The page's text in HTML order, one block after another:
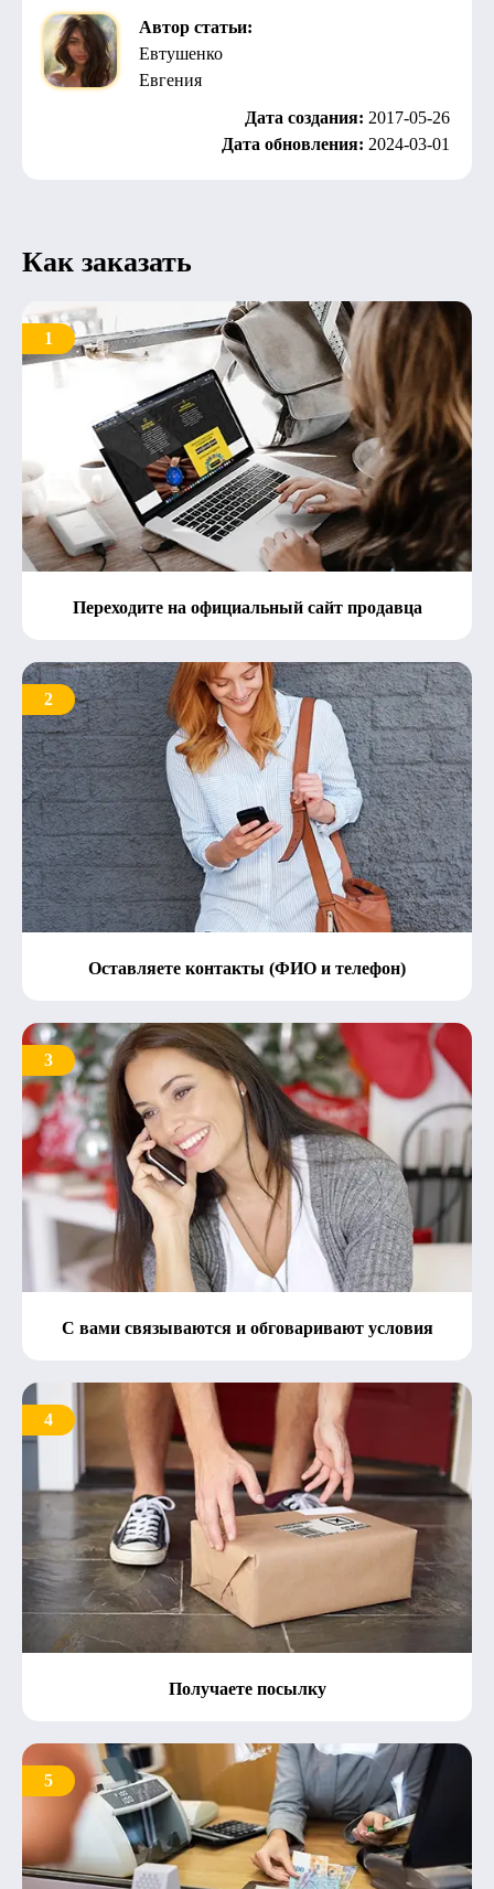
Автор статьи:
Евтушенко
Евгения
Дата создания: 2017-05-26
Дата обновления: 2024-03-01
Как заказать
1
Переходите на официальный сайт продавца
2
Оставляете контакты (ФИО и телефон)
3
С вами связываются и обговаривают условия
4
Получаете посылку
5